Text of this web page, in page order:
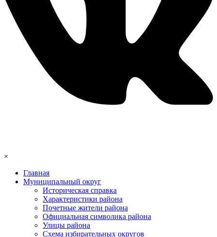
×
Главная
Муниципальный округ
Историческая справка
Характеристики района
Почетные жители района
Официальная символика района
Улицы района
Схема избирательных округов